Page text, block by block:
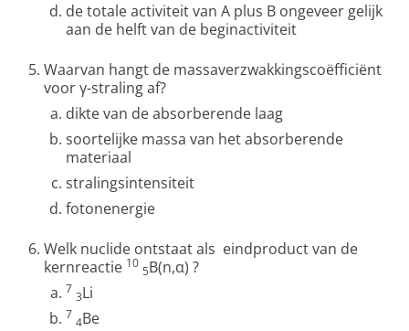
de totale activiteit van A plus B ongeveer gelijk
aan de helft van de beginactiviteit
Waarvan hangt de massaverzwakkingscoëfficiënt
voor γ-straling af?
dikte van de absorberende laag
soortelijke massa van het absorberende
materiaal
stralingsintensiteit
fotonenergie
Welk nuclide ontstaat als eindproduct van de
kernreactie 10
5B(n,α) ?
7
3Li
7
4Be